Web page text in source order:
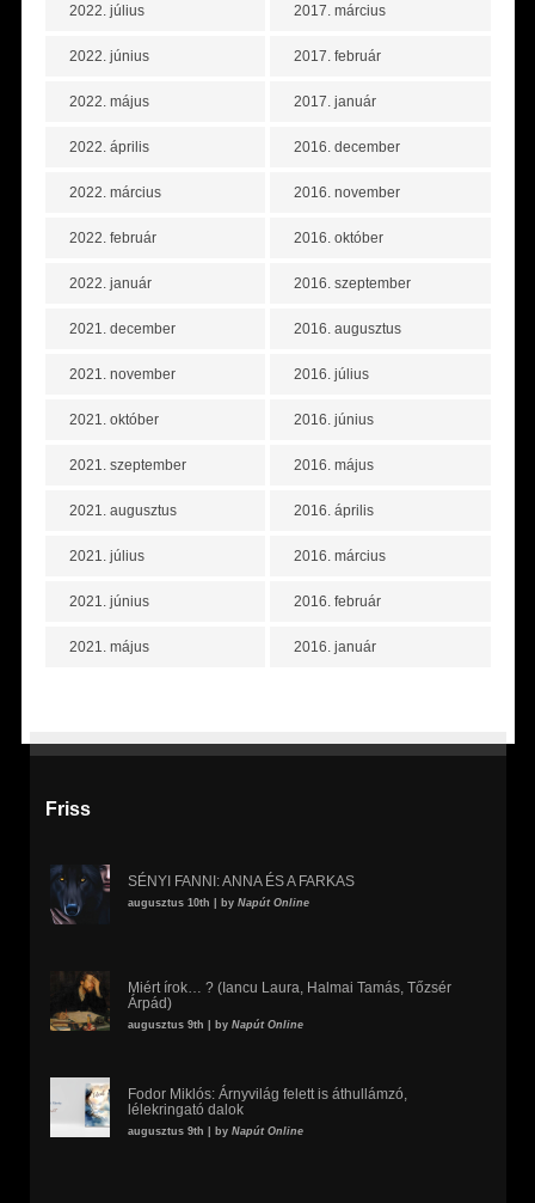
2022. július
2022. június
2022. május
2022. április
2022. március
2022. február
2022. január
2021. december
2021. november
2021. október
2021. szeptember
2021. augusztus
2021. július
2021. június
2021. május
2017. március
2017. február
2017. január
2016. december
2016. november
2016. október
2016. szeptember
2016. augusztus
2016. július
2016. június
2016. május
2016. április
2016. március
2016. február
2016. január
Friss
SÉNYI FANNI: ANNA ÉS A FARKAS
augusztus 10th | by Napút Online
Miért írok… ? (Iancu Laura, Halmai Tamás, Tőzsér
Árpád)
augusztus 9th | by Napút Online
Fodor Miklós: Árnyvilág felett is áthullámzó,
lélekringató dalok
augusztus 9th | by Napút Online